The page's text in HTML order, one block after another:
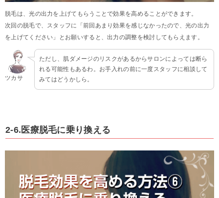
脱毛は、光の出力を上げてもらうことで効果を高めることができます。
次回の脱毛で、スタッフに「前回あまり効果を感じなかったので、光の出力
を上げてください」とお願いすると、出力の調整を検討してもらえます。
ツカサ
ただし、肌ダメージのリスクがあるからサロンによっては断ら
れる可能性もあるわ。お手入れの前に一度スタッフに相談して
みてはどうかしら。
2-6.医療脱毛に乗り換える